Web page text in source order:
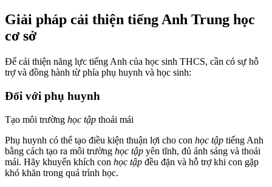
Giải pháp cải thiện tiếng Anh Trung học
cơ sở
Để cải thiện năng lực tiếng Anh của học sinh THCS, cần có sự hỗ
trợ và đồng hành từ phía phụ huynh và học sinh:
Đối với phụ huynh
Tạo môi trường học tập thoải mái
Phụ huynh có thể tạo điều kiện thuận lợi cho con học tập tiếng Anh
bằng cách tạo ra môi trường học tập yên tĩnh, đủ ánh sáng và thoải
mái. Hãy khuyến khích con học tập đều đặn và hỗ trợ khi con gặp
khó khăn trong quá trình học.